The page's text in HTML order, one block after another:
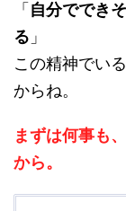
「 自分ででき
る 」
この精神でい
からね。
まずは何事も
から。